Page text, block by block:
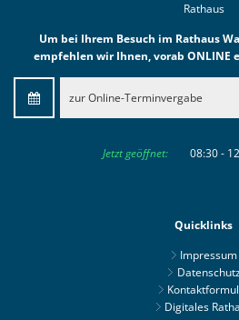
Rathaus
Um bei Ihrem Besuch im Rathaus
empfehlen wir Ihnen, vorab ONLINE
zur Online-Terminvergabe
Klicken, um weitere
Jetzt geöffnet: 08:30-
Quicklinks
Impressum
Digitales